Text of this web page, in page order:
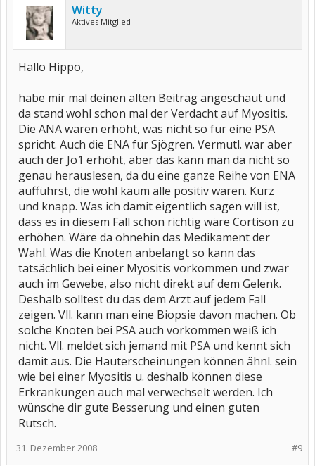
Witty
Aktives Mitglied
Hallo Hippo,
habe mir mal deinen alten Beitrag angeschaut und
da stand wohl schon mal der Verdacht auf Myositis.
Die ANA waren erhöht, was nicht so für eine PSA
spricht. Auch die ENA für Sjögren. Vermutl. war aber
auch der Jo1 erhöht, aber das kann man da nicht so
genau herauslesen, da du eine ganze Reihe von ENA
aufführst, die wohl kaum alle positiv waren. Kurz
und knapp. Was ich damit eigentlich sagen will ist,
dass es in diesem Fall schon richtig wäre Cortison zu
erhöhen. Wäre da ohnehin das Medikament der
Wahl. Was die Knoten anbelangt so kann das
tatsächlich bei einer Myositis vorkommen und zwar
auch im Gewebe, also nicht direkt auf dem Gelenk.
Deshalb solltest du das dem Arzt auf jedem Fall
zeigen. Vll. kann man eine Biopsie davon machen. Ob
solche Knoten bei PSA auch vorkommen weiß ich
nicht. Vll. meldet sich jemand mit PSA und kennt sich
damit aus. Die Hauterscheinungen können ähnl. sein
wie bei einer Myositis u. deshalb können diese
Erkrankungen auch mal verwechselt werden. Ich
wünsche dir gute Besserung und einen guten
Rutsch.
#9
31. Dezember 2008